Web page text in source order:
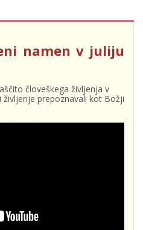
namen v juliju
človeškega življenja v
prepoznavali kot Božji